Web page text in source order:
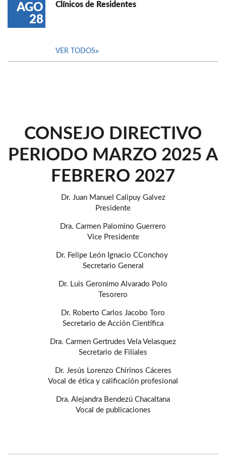
AGO
28
Clínicos de Residentes
VER TODOS
CONSEJO DIRECTIVO
PERIODO MARZO 2025 A
FEBRERO 2027
Dr. Juan Manuel Calipuy Galvez
Presidente
Dra. Carmen Palomino Guerrero
Vice Presidente
Dr. Felipe León Ignacio CConchoy
Secretario General
Dr. Luis Geronimo Alvarado Polo
Tesorero
Dr. Roberto Carlos Jacobo Toro
Secretario de Acción Científica
Dra. Carmen Gertrudes Vela Velasquez
Secretario de Filiales
Dr. Jesús Lorenzo Chirinos Cáceres
Vocal de ética y calificación profesional
Dra. Alejandra Bendezú Chacaltana
Vocal de publicaciones